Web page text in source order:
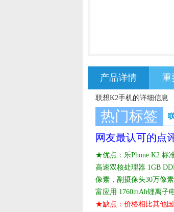
产品详情 重
联想K2手机的详细信息
热门标签
网友最认可的点
★优点：乐Phone K2 标
高速双核处理器 1GB
像素，副摄像头30万像
富应用 1760mAh锂离子
★缺点：价格相比其他国